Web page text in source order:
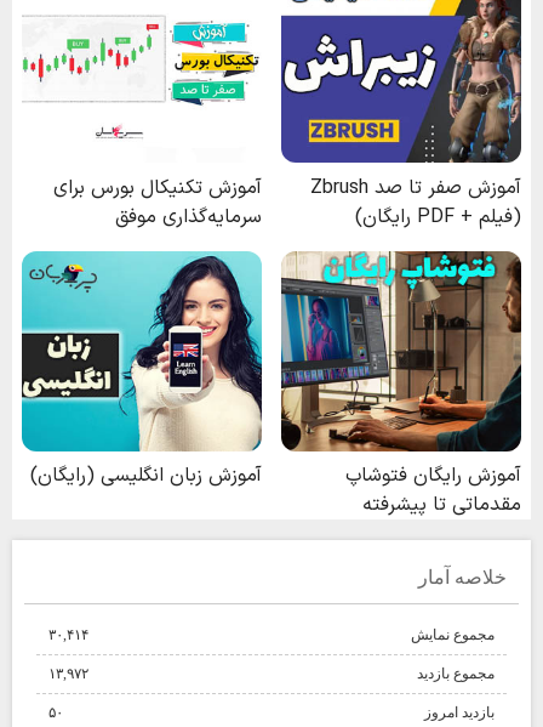
خلاصه آمار
مجموع نمایش‌ ۳۰,۴۱۴
مجموع بازدید ۱۳,۹۷۲
بازدید امروز ۵۰